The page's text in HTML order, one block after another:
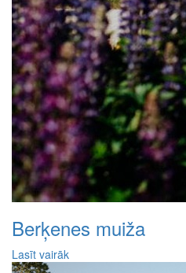
Berķenes muiža
Lasīt vairāk